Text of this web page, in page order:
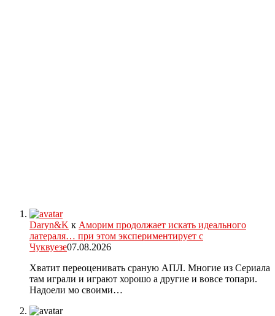
Daryn&K к Аморим продолжает искать идеального
латераля… при этом экспериментирует с
Чуквуезе07.08.2026
Хватит переоценивать сраную АПЛ. Многие из Сериала
там играли и играют хорошо а другие и вовсе топари.
Надоели мо своими…